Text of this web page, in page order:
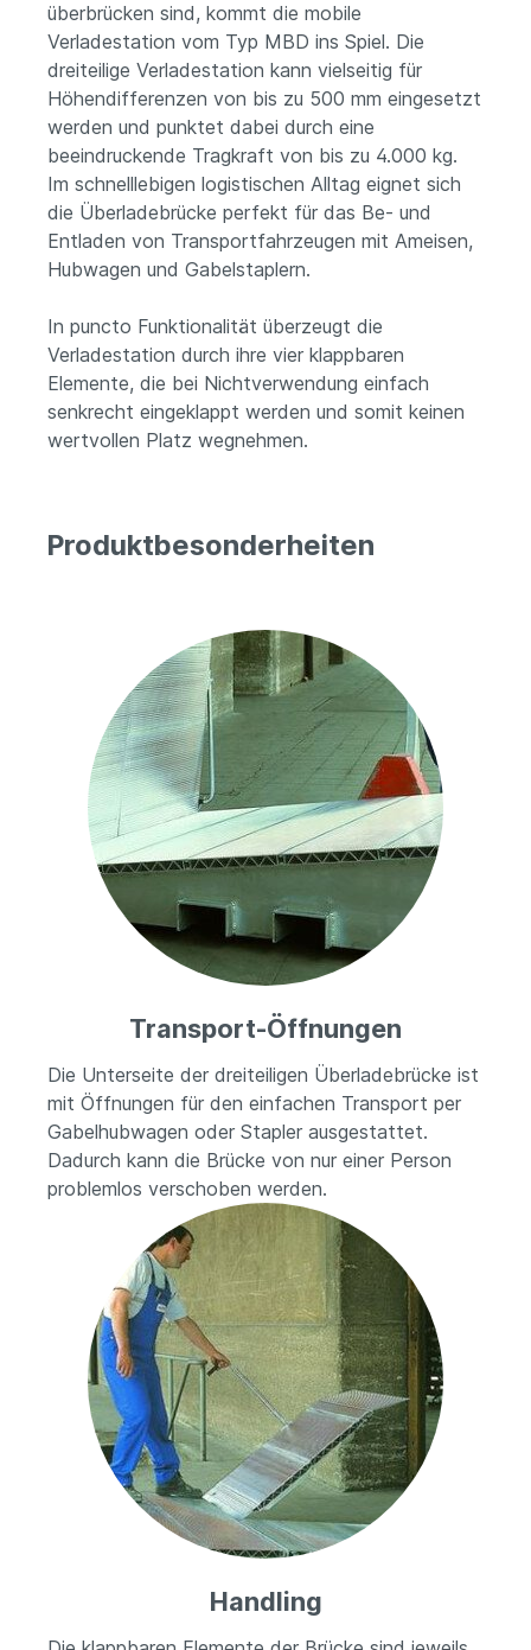
überbrücken sind, kommt die mobile
Verladestation vom Typ MBD ins Spiel. Die
dreiteilige Verladestation kann vielseitig für
Höhendifferenzen von bis zu 500 mm eingesetzt
werden und punktet dabei durch eine
beeindruckende Tragkraft von bis zu 4.000 kg.
Im schnelllebigen logistischen Alltag eignet sich
die Überladebrücke perfekt für das Be- und
Entladen von Transportfahrzeugen mit Ameisen,
Hubwagen und Gabelstaplern.
In puncto Funktionalität überzeugt die
Verladestation durch ihre vier klappbaren
Elemente, die bei Nichtverwendung einfach
senkrecht eingeklappt werden und somit keinen
wertvollen Platz wegnehmen.
Produktbesonderheiten
Transport-Öffnungen
Die Unterseite der dreiteiligen Überladebrücke ist
mit Öffnungen für den einfachen Transport per
Gabelhubwagen oder Stapler ausgestattet.
Dadurch kann die Brücke von nur einer Person
problemlos verschoben werden.
Handling